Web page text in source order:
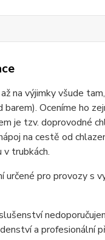
na výjimky všude
Oceníme ho
je tzv. doprovodné
na cestě od
trubkách.
pro provozy s
a profesionální